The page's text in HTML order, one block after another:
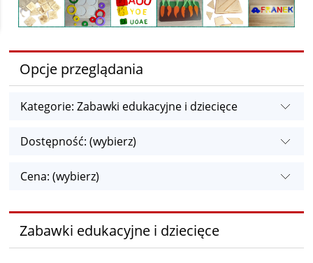
Opcje przeglądania
Kategorie: Zabawki edukacyjne i dziecięce
Dostępność: (wybierz)
Cena: (wybierz)
Zabawki edukacyjne i dziecięce